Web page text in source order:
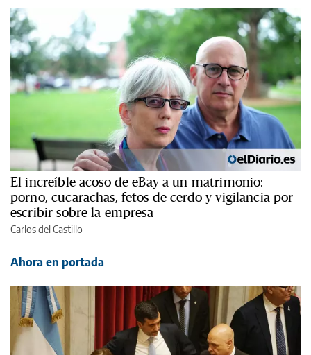
El increíble acoso de eBay a un matrimonio:
porno, cucarachas, fetos de cerdo y vigilancia por
escribir sobre la empresa
Carlos del Castillo
Ahora en portada